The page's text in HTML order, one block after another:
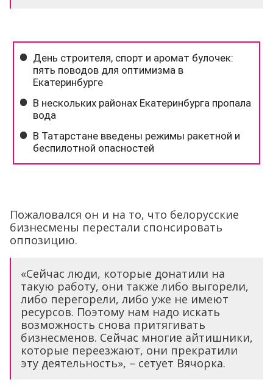
Пожаловался он и на то, что белорусские
бизнесмены перестали спонсировать
оппозицию.
«Сейчас люди, которые донатили на
такую работу, они также либо выгорели,
либо перегорели, либо уже не имеют
ресурсов. Поэтому нам надо искать
возможность снова притягивать
бизнесменов. Сейчас многие айтишники,
которые переезжают, они прекратили
эту деятельность», – сетует Вячорка.